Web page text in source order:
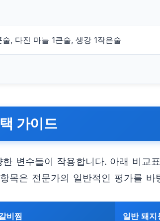
, 다진 마늘 1큰술, 생강 1작은술
가이드
변수들이 작용합니다. 아래 비
목은 전문가의 일반적인 평가를 바
비찜 일반 돼지